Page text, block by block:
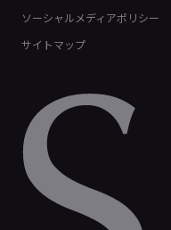
ソーシャルメディアポリシー
サイトマップ